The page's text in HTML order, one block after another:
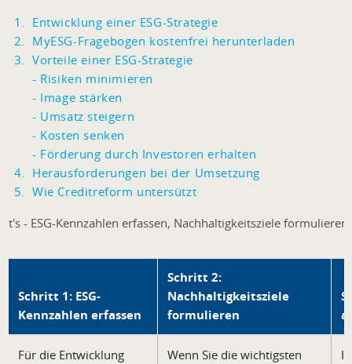
Entwicklung einer ESG-Strategie
MyESG-Fragebogen kostenfrei herunterladen
Vorteile einer ESG-Strategie
- Risiken minimieren
- Image stärken
- Umsatz steigern
- Kosten senken
- Förderung durch Investoren erhalten
Herausforderungen bei der Umsetzung
Wie Creditreform untersützt
Schritt 1: ESG-
Kennzahlen erfassen
Schritt 2:
Nachhaltigkeitsziele
formulieren
Für die Entwicklung
Wenn Sie die wichtigsten